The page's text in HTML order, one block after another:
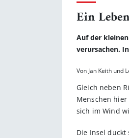
Ein
Auf der
verursachen.
Von Jan Keith und
Gleich neben
Menschen
sich im Wind
Die Insel